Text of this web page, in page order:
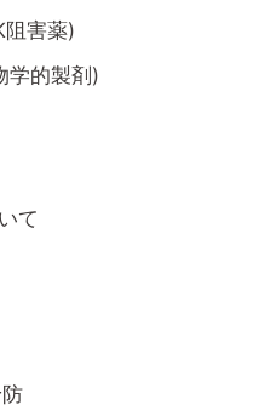
阻害薬)
学的製剤)
て